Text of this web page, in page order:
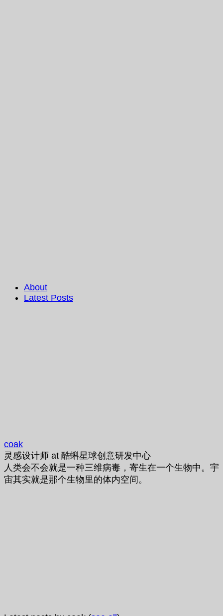
About
Latest Posts
coak
灵感设计师 at 酷蝌星球创意研发中心
人类会不会就是一种三维病毒，寄生在一个生物中。宇
宙其实就是那个生物里的体内空间。